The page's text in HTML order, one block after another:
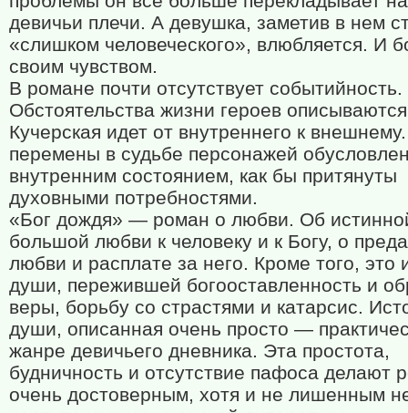
девичьи плечи. А девушка, заметив в нем
«слишком человеческого», влюбляется. И
своим чувством.
В романе почти отсутствует событийность.
Обстоятельства жизни героев
Кучерская идет от внутреннего к
перемены в судьбе персонажей
внутренним состоянием, как бы притянуты
духовными потребностями.
«Бог дождя» — роман о любви. Об
большой любви к человеку и к Богу, о
любви и расплате за него. Кроме того, это
души, пережившей богооставленность и
веры, борьбу со страстями и катарсис.
души, описанная очень просто —
жанре девичьего дневника. Эта простота,
будничность и отсутствие пафоса делают
очень достоверным, хотя и не лишенным